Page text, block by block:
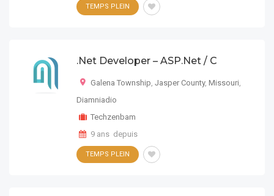
TEMPS PLEIN
.Net Developer – ASP.Net / C
Galena Township, Jasper County, Missouri,
Diamniadio
Techzenbam
9 ans depuis
TEMPS PLEIN